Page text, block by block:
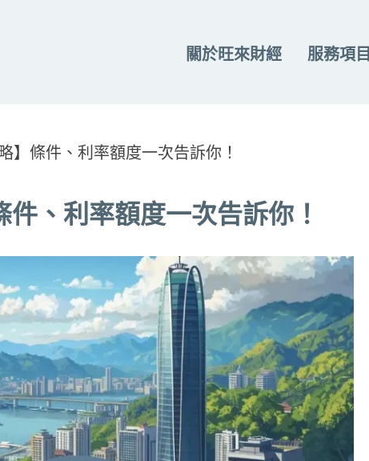
關於旺來財經 服務項目
】條件、利率額度一次告訴你！
件、利率額度一次告訴你！